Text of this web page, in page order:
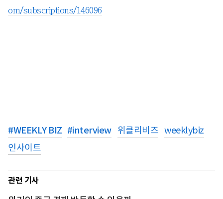
om/subscriptions/146096
#WEEKLY BIZ #interview 위클리비즈 weeklybiz
인사이트
관련 기사